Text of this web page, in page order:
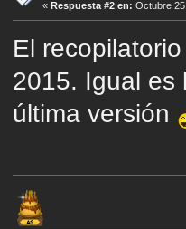
« Respuesta #2 en: Octubre
El
2015. Igual es
última versión